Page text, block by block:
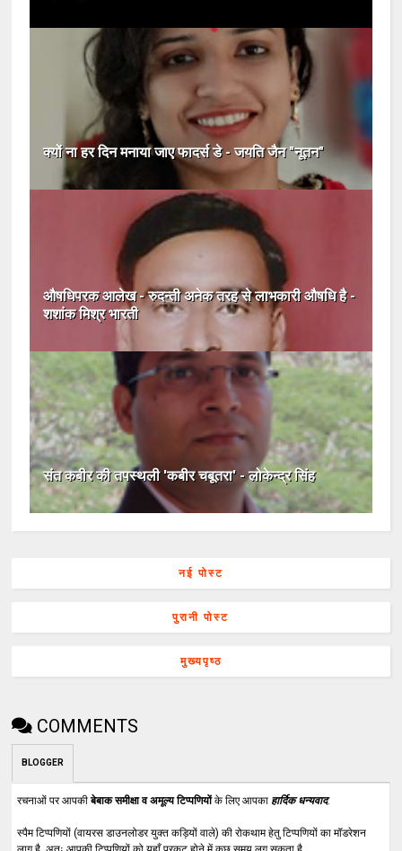
क्यों ना हर दिन मनाया जाए फादर्स डे - जयति जैन "नूतन"
औषधिपरक आलेख - रुदन्ती अनेक तरह से लाभकारी औषधि है -
शशांक मिश्र भारती
संत कबीर की तपस्थली 'कबीर चबूतरा' - लोकेन्द्र सिंह
नई पोस्ट
पुरानी पोस्ट
मुख्यपृष्ठ
COMMENTS
BLOGGER
रचनाओं पर आपकीबेबाक समीक्षा व अमूल्य टिप्पणियोंके लिए आपका हार्दिक धन्यवाद.
स्पैम टिप्पणियों (वायरस डाउनलोडर युक्त कड़ियों वाले) की रोकथाम हेतु टिप्पणियों का मॉडरेशन